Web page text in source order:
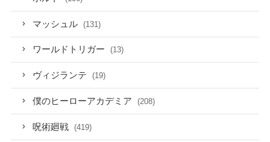
マッシュル (131)
ワールドトリガー (13)
ヴィジランテ (19)
僕のヒーローアカデミア (208)
呪術廻戦 (419)